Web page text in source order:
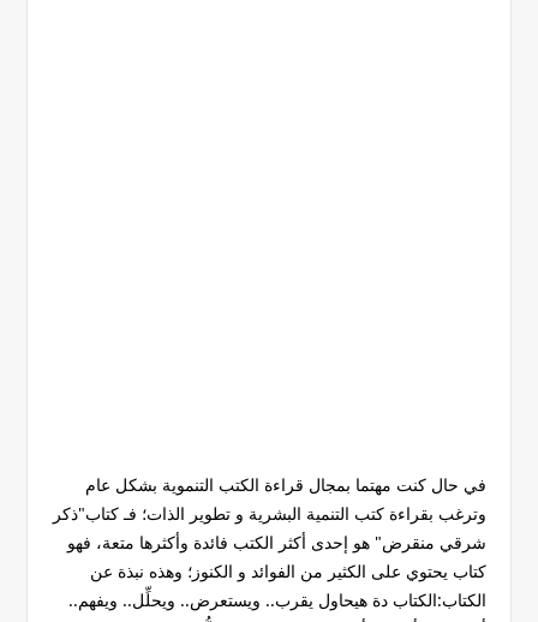
في حال كنت مهتما بمجال قراءة الكتب التنموية بشكل عام
وترغب بقراءة كتب التنمية البشرية و تطوير الذات؛ فـ كتاب"ذكر
شرقي منقرض" هو إحدى أكثر الكتب فائدة وأكثرها متعة، فهو
كتاب يحتوي على الكثير من الفوائد و الكنوز؛ وهذه نبذة عن
الكتاب:الكتاب دة هيحاول يقرب.. ويستعرض.. ويحلِّل.. ويفهم..